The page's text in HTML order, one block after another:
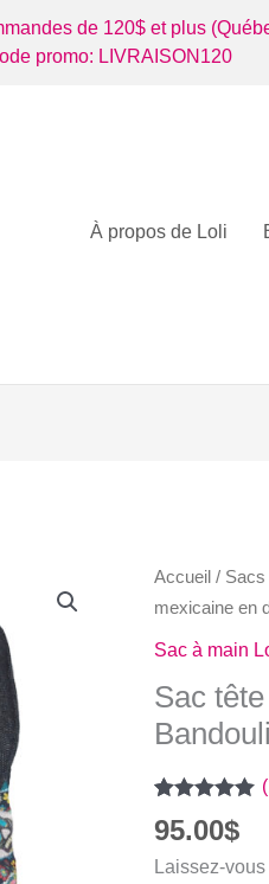
de 120$ et plus
promo: LIVRAISON120
À propos de Loli
Accueil / Sacs
mexicaine en
Sac à main
Sac
sur 5 basé
client
(
95.00$
Laissez-